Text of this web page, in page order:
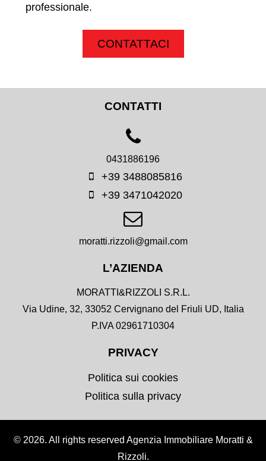
professionale.
CONTATTACI
CONTATTI
0431886196
+39 3488085816
+39 3471042020
moratti.rizzoli@gmail.com
L’AZIENDA
MORATTI&RIZZOLI S.R.L.
Via Udine, 32, 33052 Cervignano del Friuli UD, Italia
P.IVA 02961710304
PRIVACY
Politica sui cookies
Politica sulla privacy
© 2026. All rights reserved Agenzia Immobiliare Moratti &
Rizzoli.